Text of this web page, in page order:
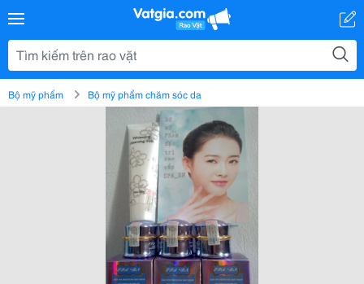
Bộ mỹ phẩm Bộ mỹ phẩm chăm sóc da